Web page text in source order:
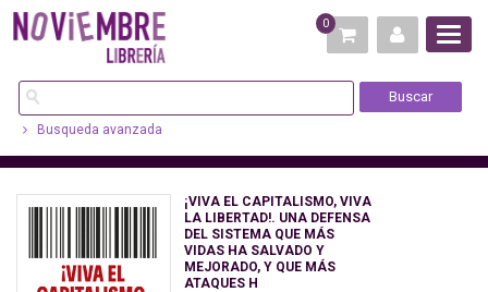
0
Busqueda avanzada
¡VIVA EL CAPITALISMO, VIVA
LA LIBERTAD!. UNA DEFENSA
DEL SISTEMA QUE MÁS
VIDAS HA SALVADO Y
MEJORADO, Y QUE MÁS
ATAQUES H